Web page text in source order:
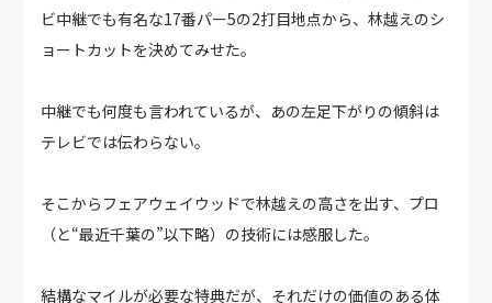
ビ中継でも有名な17番パー5の2打目地点から、林越えのシ
ョートカットを決めてみせた。
中継でも何度も言われているが、あの左足下がりの傾斜は
テレビでは伝わらない。
そこからフェアウェイウッドで林越えの高さを出す、プロ
（と“最近千葉の”以下略）の技術には感服した。
結構なマイルが必要な特典だが、それだけの価値のある体